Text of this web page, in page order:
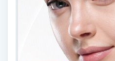
Mixfransar
Nagelförlängning